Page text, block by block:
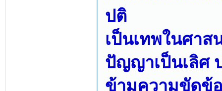
ปติ
เป็นเทพในศา
ปัญญาเป็นเลิศ
ข้ามความขัดข้